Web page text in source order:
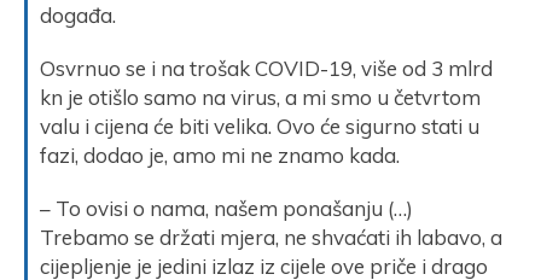
događa.
Osvrnuo se i na trošak COVID-19, više od 3 mlrd
kn je otišlo samo na virus, a mi smo u četvrtom
valu i cijena će biti velika. Ovo će sigurno stati u
fazi, dodao je, amo mi ne znamo kada.
– To ovisi o nama, našem ponašanju (…)
Trebamo se držati mjera, ne shvaćati ih labavo, a
cijepljenje je jedini izlaz iz cijele ove priče i drago